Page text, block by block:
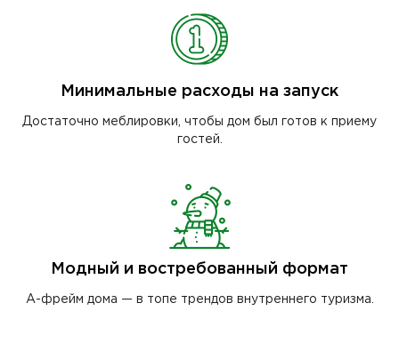
Минимальные расходы на запуск
Достаточно меблировки, чтобы дом был готов к приему
гостей.
Модный и востребованный формат
А-фрейм дома — в топе трендов внутреннего туризма.